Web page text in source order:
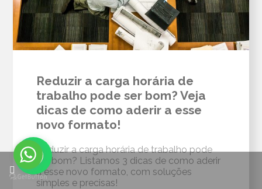
Reduzir a carga horária de
trabalho pode ser bom? Veja
dicas de como aderir a esse
novo formato!
Reduzir a carga horária de trabalho pode
ser bom? Listamos 3 dicas de como aderir
a esse novo formato, com soluções
simples e precisas!